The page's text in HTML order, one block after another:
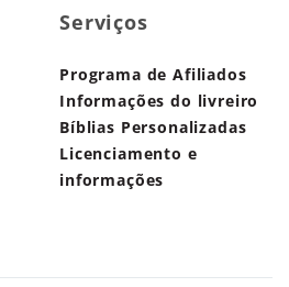
Serviços
Programa de Afiliados
Informações do livreiro
Bíblias Personalizadas
Licenciamento e
informações